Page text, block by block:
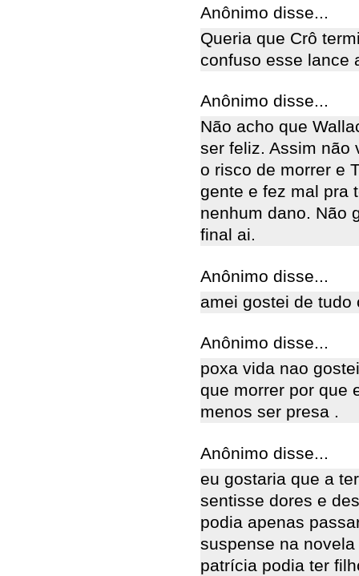
Anônimo disse...
Queria que Crô
confuso esse lance
Anônimo disse...
Não acho que
ser feliz. Assim não
o risco de morrer e
gente e fez mal pra
nenhum dano. Não
final ai.
Anônimo disse...
amei gostei de tudo
Anônimo disse...
poxa vida nao
que morrer por que
menos ser presa .
Anônimo disse...
eu gostaria que a
sentisse dores e
podia apenas
suspense na
patrícia podia ter